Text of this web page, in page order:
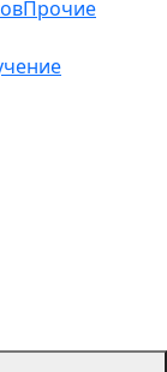
Прочие